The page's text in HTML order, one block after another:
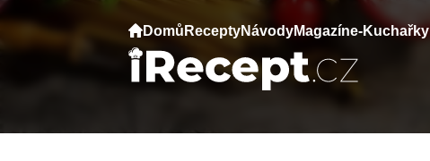
Domů ReceptyNávodyMagazíne-Kuchařky